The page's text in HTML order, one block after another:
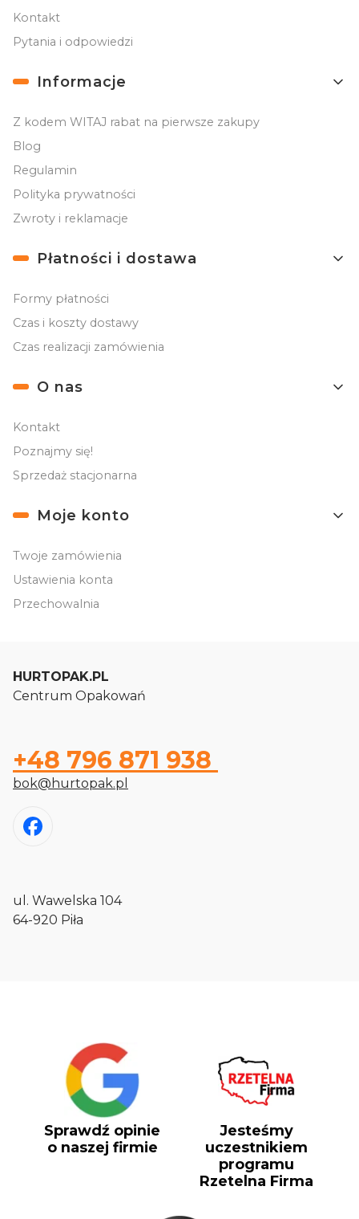
Kontakt
Pytania i odpowiedzi
Informacje
Z kodem WITAJ rabat na pierwsze zakupy
Blog
Regulamin
Polityka prywatności
Zwroty i reklamacje
Płatności i dostawa
Formy płatności
Czas i koszty dostawy
Czas realizacji zamówienia
O nas
Kontakt
Poznajmy się!
Sprzedaż stacjonarna
Moje konto
Twoje zamówienia
Ustawienia konta
Przechowalnia
HURTOPAK.PL
Centrum Opakowań
+48 796 871 938
bok@hurtopak.pl
ul. Wawelska 104
64-920 Piła
Sprawdź opinie
o naszej firmie
Jesteśmy
uczestnikiem
programu
Rzetelna Firma